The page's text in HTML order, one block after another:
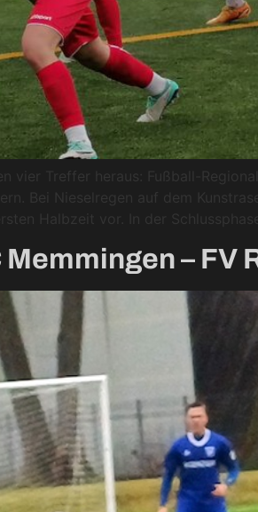
vier Treffer heraus: Fußball-
Bei Nieselregen auf dem
Halbzeit vor. In der
– FV